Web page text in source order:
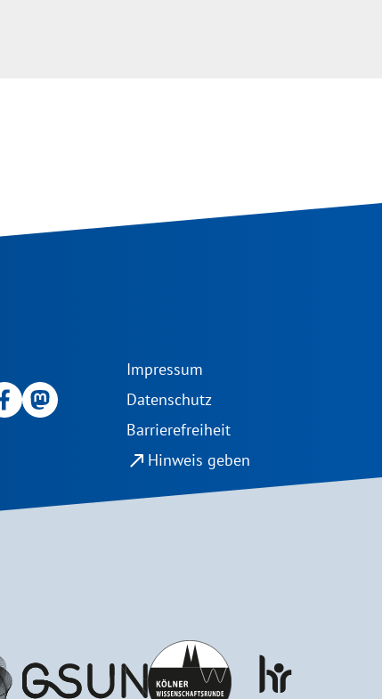
Impressum
Datenschutz
Barrierefreiheit
north_east Hinweis geben